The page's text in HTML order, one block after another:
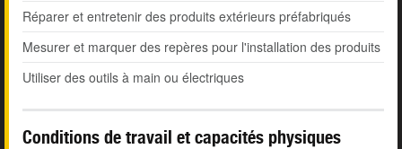
Réparer et entretenir des produits extérieurs préfabriqués
Mesurer et marquer des repères pour l'installation des produits
Utiliser des outils à main ou électriques
Conditions de travail et capacités physiques